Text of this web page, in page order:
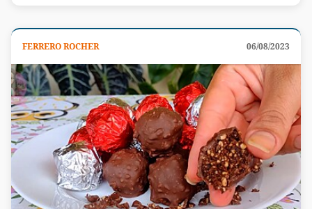
FERRERO ROCHER 06/08/2023